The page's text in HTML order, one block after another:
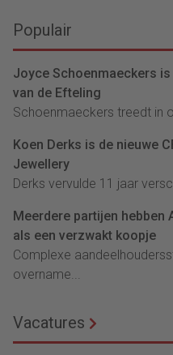
Populair
Joyce Schoenmaeckers is
van de Efteling
Schoenmaeckers treedt in
Koen Derks is de nieuwe
Jewellery
Derks vervulde 11 jaar
Meerdere partijen hebben
als een verzwakt koopje
Complexe
overname...
Vacatures